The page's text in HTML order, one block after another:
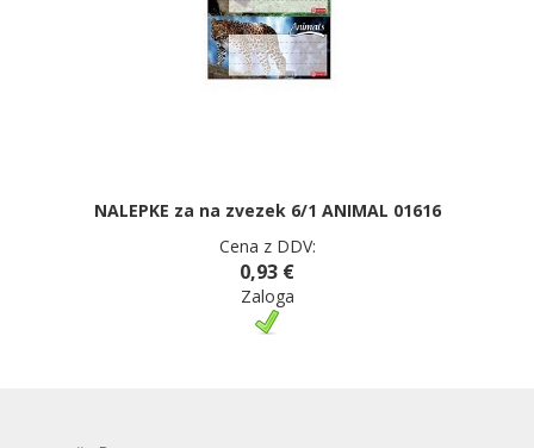
NALEPKE za na zvezek 6/1 ANIMAL 01616
Cena z DDV:
0,93 €
Zaloga